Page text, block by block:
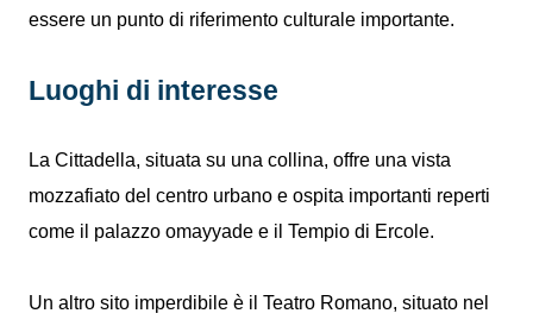
essere un punto di riferimento culturale importante.
Luoghi di interesse
La Cittadella, situata su una collina, offre una vista
mozzafiato del centro urbano e ospita importanti reperti
come il palazzo omayyade e il Tempio di Ercole.
Un altro sito imperdibile è il Teatro Romano, situato nel